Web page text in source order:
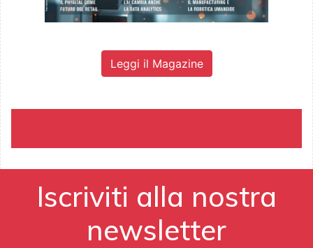
Leggi il Magazine
Iscriviti alla nostra
newsletter